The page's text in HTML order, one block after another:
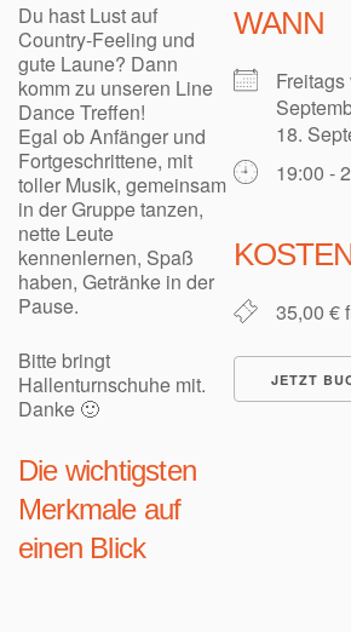
Du hast Lust auf
Country-Feeling und
gute Laune? Dann
komm zu unseren Line
Dance Treffen!
Egal ob Anfänger und
Fortgeschrittene, mit
toller Musik, gemeinsam
in der Gruppe tanzen,
nette Leute
kennenlernen, Spaß
haben, Getränke in der
Pause.
Bitte bringt
Hallenturnschuhe mit.
Danke 🙂
Die wichtigsten
Merkmale auf
einen Blick
WANN
Freitags
18.
19:00 -
35,00 €
JETZT